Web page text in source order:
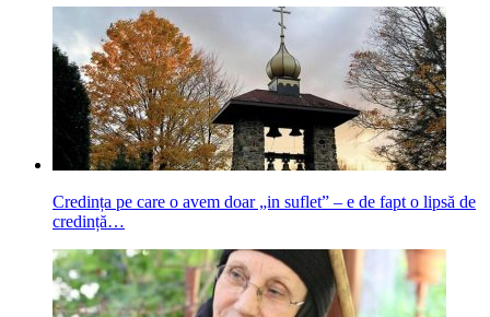
Credința pe care o avem doar „in suflet” – e de fapt o lipsă de
credință…